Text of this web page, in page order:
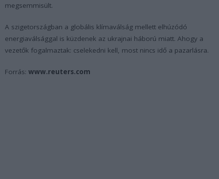
megsemmisült.
A szigetországban a globális klímaválság mellett elhúzódó
energiaválsággal is küzdenek az ukrajnai háború miatt. Ahogy a
vezetők fogalmaztak: cselekedni kell, most nincs idő a pazarlásra.
Forrás: www.reuters.com